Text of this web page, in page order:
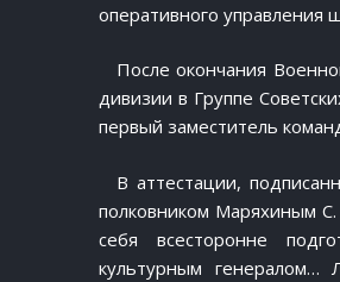
оперативного управления
После окончания
дивизии в Группе
первый заместитель
В аттестации,
полковником Маряхиным
себя всесторонне
культурным генералом…